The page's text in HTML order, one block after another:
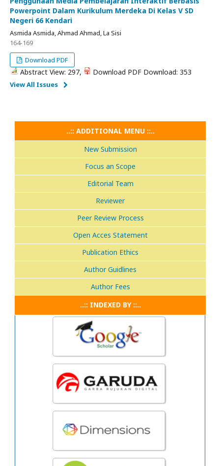
Powerpoint Dalam Kurikulum Merdeka Di Kelas V SD
Negeri 66 Kendari
Asmida Asmida, Ahmad Ahmad, La Sisi
164-169
Download PDF
Abstract View: 297, Download PDF Download: 353
View All Issues
..:: ADDITIONAL MENU ::..
New Submission
Focus an Scope
Editorial Team
Reviewer
Peer Review Process
Open Acces Statement
Publication Ethics
Author Guidlines
Author Fees
..:: INDEXED BY ::..